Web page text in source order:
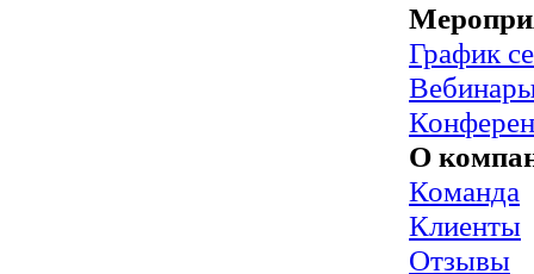
График
О
Команда
Клиенты
Отзывы